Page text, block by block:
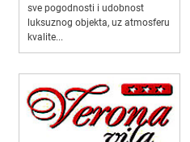
sve pogodnosti i udobnost
luksuznog objekta, uz atmosferu
kvalite...